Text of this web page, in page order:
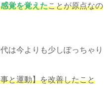
覚を覚えたことが原点なの
は今よりも少しぽっちゃり
と運動】を改善したこと